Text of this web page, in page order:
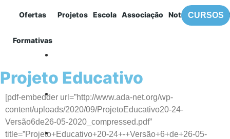
Ofertas
Formativas
Projetos Escola Associação NotíciasCURSOS
ADA
Projeto Educativo
[pdf-embedder url=”http://www.ada-net.org/wp-
content/uploads/2020/09/ProjetoEducativo20-24-
Versão6de26-05-2020_compressed.pdf”
title=”Projeto+Educativo+20-24+-+Versão+6+de+26-05-